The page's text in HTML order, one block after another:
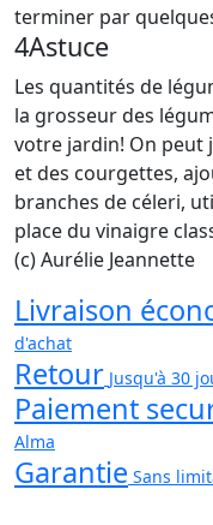
terminer par
4Astuce
Les quantités de
la grosseur des
votre jardin! On peut
et des courgettes,
branches de céleri,
place du vinaigre
(c) Aurélie Jeannette
Livraison
d'achat
Retour Jusqu'à 30
Paiement
Alma
Garantie Sans